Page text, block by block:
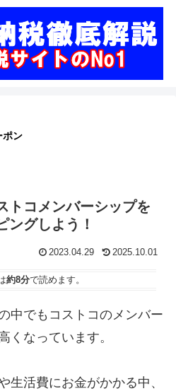
ポン
トコメンバーシップを
ングしよう！
2023.04.29 2025.10.01
約8分で読めます。
中でもコストコのメンバー
くなっています。
生活費にお金がかかる中、